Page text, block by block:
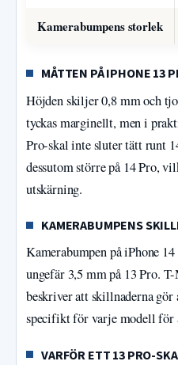
Kamerabumpens storlek
MÅTTEN PÅ IPHONE 13
Höjden skiljer 0,8 mm och
tyckas marginellt, men i
Pro-skal inte sluter tätt runt
dessutom större på 14 Pro,
utskärning.
KAMERABUMPENS
Kamerabumpen på iPhone
ungefär 3,5 mm på 13 Pro.
beskriver att skillnaderna gör
specifikt för varje modell för
VARFÖR ETT 13 PRO-